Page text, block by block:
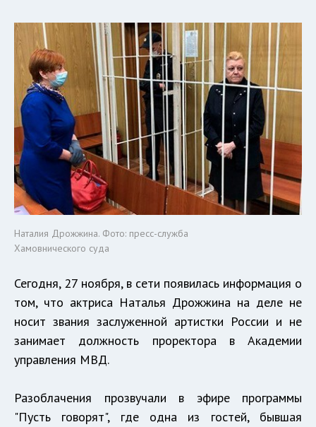
Наталия Дрожжина. Фото: пресс-служба
Хамовнического суда
Сегодня, 27 ноября, в сети появилась информация о
том, что актриса Наталья Дрожжина на деле не
носит звания заслуженной артистки России и не
занимает должность проректора в Академии
управления МВД.
Разоблачения прозвучали в эфире программы
"Пусть говорят", где одна из гостей, бывшая